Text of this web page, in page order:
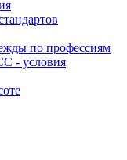
по профессиям
- условия